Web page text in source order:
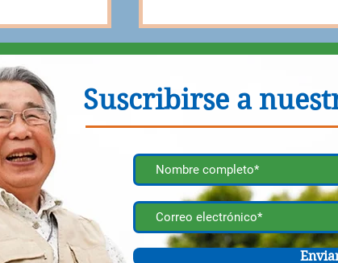
la vida
para
Cómo hablar con los
médicos: consejos para
cuidadores
Suscribirse a